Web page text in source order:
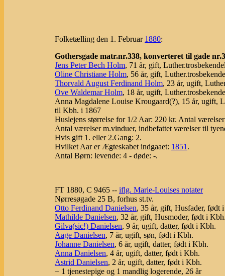
Folketælling den 1. Februar 1880:
Gothersgade matr.nr.338, konverteret til gade
Jens Peter Bech Holm, 71 år, gift,
Oline Christiane Holm, 56 år, gift,
Thorvald August Ferdinand Holm, 23 år, ugift,
Ove Waldemar Holm, 18 år, ugift,
Anna Magdalene Louise Krougaard(?), 15 år, ugift,
til Kbh. i 1867
Huslejens størrelse for 1/2 Aar: 220 kr. Antal
Antal værelser m.vinduer, indbefattet værelser til
Hvis gift 1. eller 2.Gang: 2.
Hvilket Aar er Ægteskabet indgaaet: 1851 .
Antal Børn: levende: 4 - døde: -.
FT 1880, C 9465 -- iflg. Marie-Louises notater
Nørresøgade 25 B, forhus st.tv.
Otto Ferdinand Danielsen, 35 år, gift, Husfader, født
Mathilde Danielsen, 32 år, gift, Husmoder, født i
Gilva(sic!) Danielsen, 9 år, ugift, datter, født i Kbh.
Aage Danielsen, 7 år, ugift, søn, født i Kbh.
Johanne Danielsen, 6 år, ugift, datter, født i Kbh.
Anna Danielsen, 4 år, ugift, datter, født i Kbh.
Astrid Danielsen, 2 år, ugift, datter, født i Kbh.
+ 1 tjenestepige og 1 mandlig logerende, 26 år